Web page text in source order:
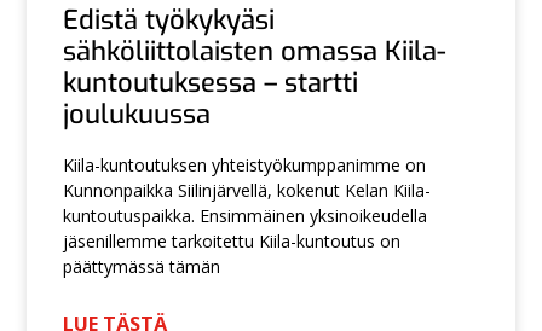
Edistä työkykyäsi
sähköliittolaisten omassa Kiila-
kuntoutuksessa – startti
joulukuussa
Kiila-kuntoutuksen yhteistyökumppanimme on
Kunnonpaikka Siilinjärvellä, kokenut Kelan Kiila-
kuntoutuspaikka. Ensimmäinen yksinoikeudella
jäsenillemme tarkoitettu Kiila-kuntoutus on
päättymässä tämän
LUE TÄSTÄ